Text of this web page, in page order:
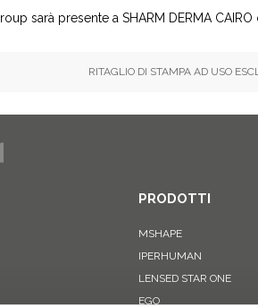
sarà presente a SHARM DERMA
RITAGLIO DI STAMPA AD USO
PRODOTTI
MSHAPE
IPERHUMAN
LENSED STAR ONE
EGO